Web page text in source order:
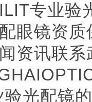
专业验
配眼镜资
资讯联
光配镜